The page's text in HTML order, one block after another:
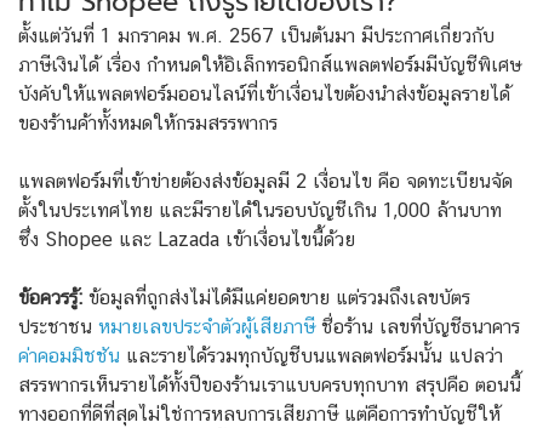
ตั้งแต่วันที่ 1 มกราคม พ.ศ. 2567 เป็นต้นมา มีประกาศเกี่ยวกับ
ภาษีเงินได้ เรื่อง กำหนดให้อิเล็กทรอนิกส์แพลตฟอร์มมีบัญชีพิเศษ
บังคับให้แพลตฟอร์มออนไลน์ที่เข้าเงื่อนไขต้องนำส่งข้อมูลรายได้
ของร้านค้าทั้งหมดให้กรมสรรพากร
แพลตฟอร์มที่เข้าข่ายต้องส่งข้อมูลมี 2 เงื่อนไข คือ จดทะเบียนจัด
ตั้งในประเทศไทย และมีรายได้ในรอบบัญชีเกิน 1,000 ล้านบาท
ซึ่ง Shopee และ Lazada เข้าเงื่อนไขนี้ด้วย
ข้อควรรู้: ข้อมูลที่ถูกส่งไม่ได้มีแค่ยอดขาย แต่รวมถึงเลขบัตร
ประชาชน หมายเลขประจำตัวผู้เสียภาษีชื่อร้าน เลขที่บัญชีธนาคาร
ค่าคอมมิชชัน และรายได้รวมทุกบัญชีบนแพลตฟอร์มนั้น แปลว่า
สรรพากรเห็นรายได้ทั้งปีของร้านเราแบบครบทุกบาท สรุปคือ ตอนนี้
ทางออกที่ดีที่สุดไม่ใช่การหลบการเสียภาษี แต่คือการทำบัญชีให้